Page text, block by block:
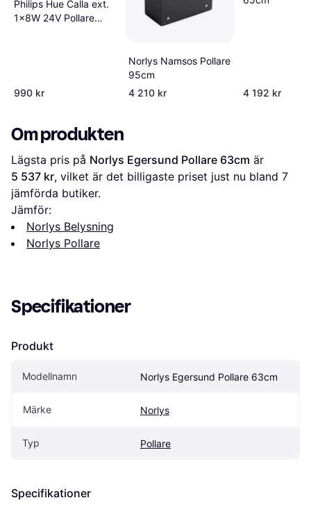
Philips Hue Calla ext.
1x8W 24V Pollare
990 kr
Norlys Namsos Pollare
95cm
4 210 kr
4 192 kr
Om produkten
Lägsta pris på Norlys Egersund Pollare 63cm
5 537 kr, vilket är det billigaste priset just nu bland 7
jämförda butiker.
Jämför:
Norlys Belysning
Norlys Pollare
Specifikationer
Produkt
Modellnamn Norlys Egersund Pollare 63cm
Märke Norlys
Typ Pollare
Specifikationer